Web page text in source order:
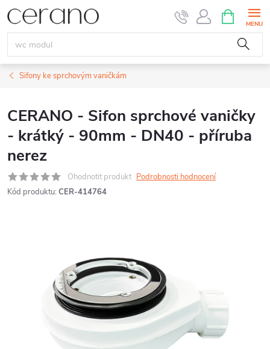
Přejít
na
obsah
NÁKUPNÍ
KOŠÍK
Sifony ke sprchovým vaničkám
CERANO - Sifon sprchové vaničky
- krátký - 90mm - DN40 - příruba
nerez
Ohodnotit produkt Podrobnosti hodnocení
Kód produktu: CER-414764